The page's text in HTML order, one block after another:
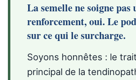
La semelle ne soigne pas
renforcement, oui. Le
sur ce qui le surcharge.
Soyons honnêtes : le
principal de la